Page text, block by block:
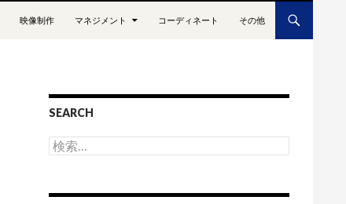
映像制作 マネジメント コーディネート その他
SEARCH
検
索